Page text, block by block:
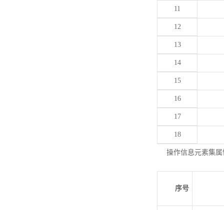
11
12
13
14
15
16
17
18
操作信息元素集
序号